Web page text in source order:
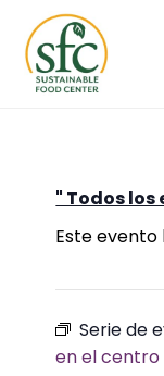
contenido
" Todos los
Este evento
Serie de
en el centro